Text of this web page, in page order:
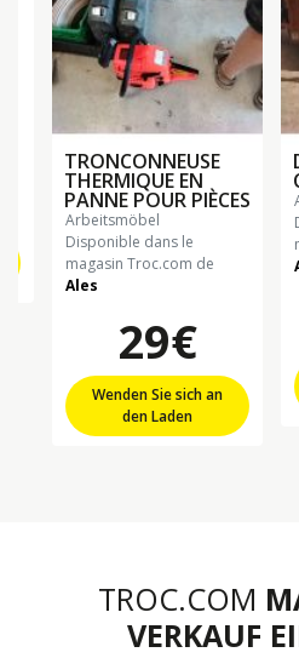
TRONCONNEUSE
THERMIQUE EN
PANNE POUR PIÈCES
arbeitsmöbel
Disponible dans le
magasin Troc.com de
Ales
29€
Wenden Sie sich an
den Laden
TROC.COM
VERKAUF